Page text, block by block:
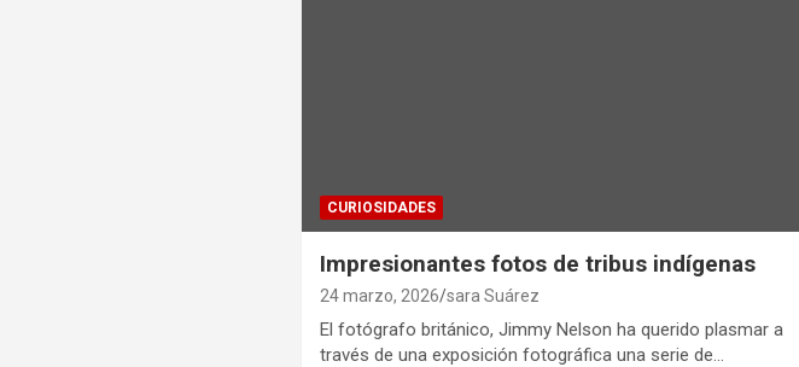
CURIOSIDADES
Impresionantes fotos de tribus indígenas
24 marzo, 2026 sara Suárez
El fotógrafo británico, Jimmy Nelson ha querido plasmar a
través de una exposición fotográfica una serie de…